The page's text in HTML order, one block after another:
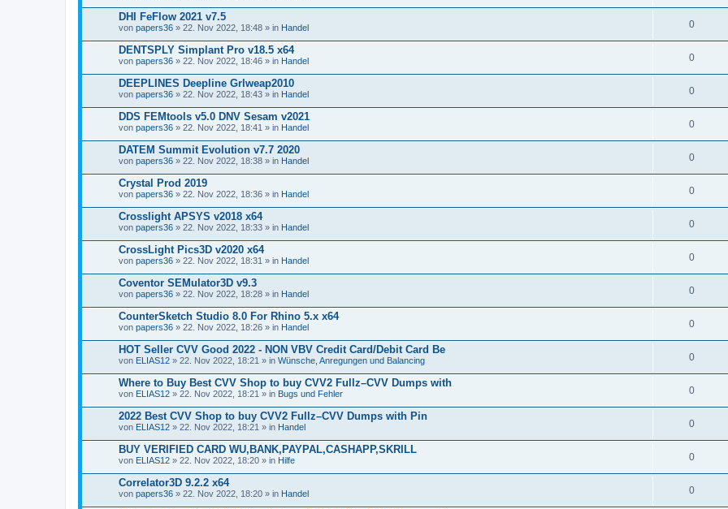
DHI FeFlow 2021 v7.5
von papers36 » 22. Nov 2022, 18:48 » in Handel 0
DENTSPLY Simplant Pro v18.5 x64
von papers36 » 22. Nov 2022, 18:46 » in Handel 0
DEEPLINES Deepline Grlweap2010
von papers36 » 22. Nov 2022, 18:43 » in Handel 0
DDS FEMtools v5.0 DNV Sesam v2021
von papers36 » 22. Nov 2022, 18:41 » in Handel 0
DATEM Summit Evolution v7.7 2020
von papers36 » 22. Nov 2022, 18:38 » in Handel 0
Crystal Prod 2019
von papers36 » 22. Nov 2022, 18:36 » in Handel 0
Crosslight APSYS v2018 x64
von papers36 » 22. Nov 2022, 18:33 » in Handel 0
CrossLight Pics3D v2020 x64
von papers36 » 22. Nov 2022, 18:31 » in Handel 0
Coventor SEMulator3D v9.3
von papers36 » 22. Nov 2022, 18:28 » in Handel 0
CounterSketch Studio 8.0 For Rhino 5.x x64
von papers36 » 22. Nov 2022, 18:26 » in Handel 0
HOT Seller CVV Good 2022 - NON VBV Credit Card/Debit Card Be
von ELIAS12 » 22. Nov 2022, 18:21 » in Wünsche, Anregungen und Balancing 0
Where to Buy Best CVV Shop to buy CVV2 Fullz–CVV Dumps with
von ELIAS12 » 22. Nov 2022, 18:21 » in Bugs und Fehler 0
2022 Best CVV Shop to buy CVV2 Fullz–CVV Dumps with Pin
von ELIAS12 » 22. Nov 2022, 18:21 » in Handel 0
BUY VERIFIED CARD WU,BANK,PAYPAL,CASHAPP,SKRILL
von ELIAS12 » 22. Nov 2022, 18:20 » in Hilfe 0
Correlator3D 9.2.2 x64
von papers36 » 22. Nov 2022, 18:20 » in Handel 0